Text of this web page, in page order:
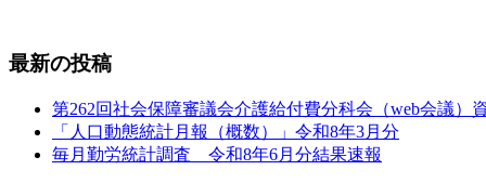
最新の投稿
第262回社会保障審議会介護給付費分科会（web会議）
「人口動態統計月報（概数）」令和8年3月分
毎月勤労統計調査 令和8年6月分結果速報